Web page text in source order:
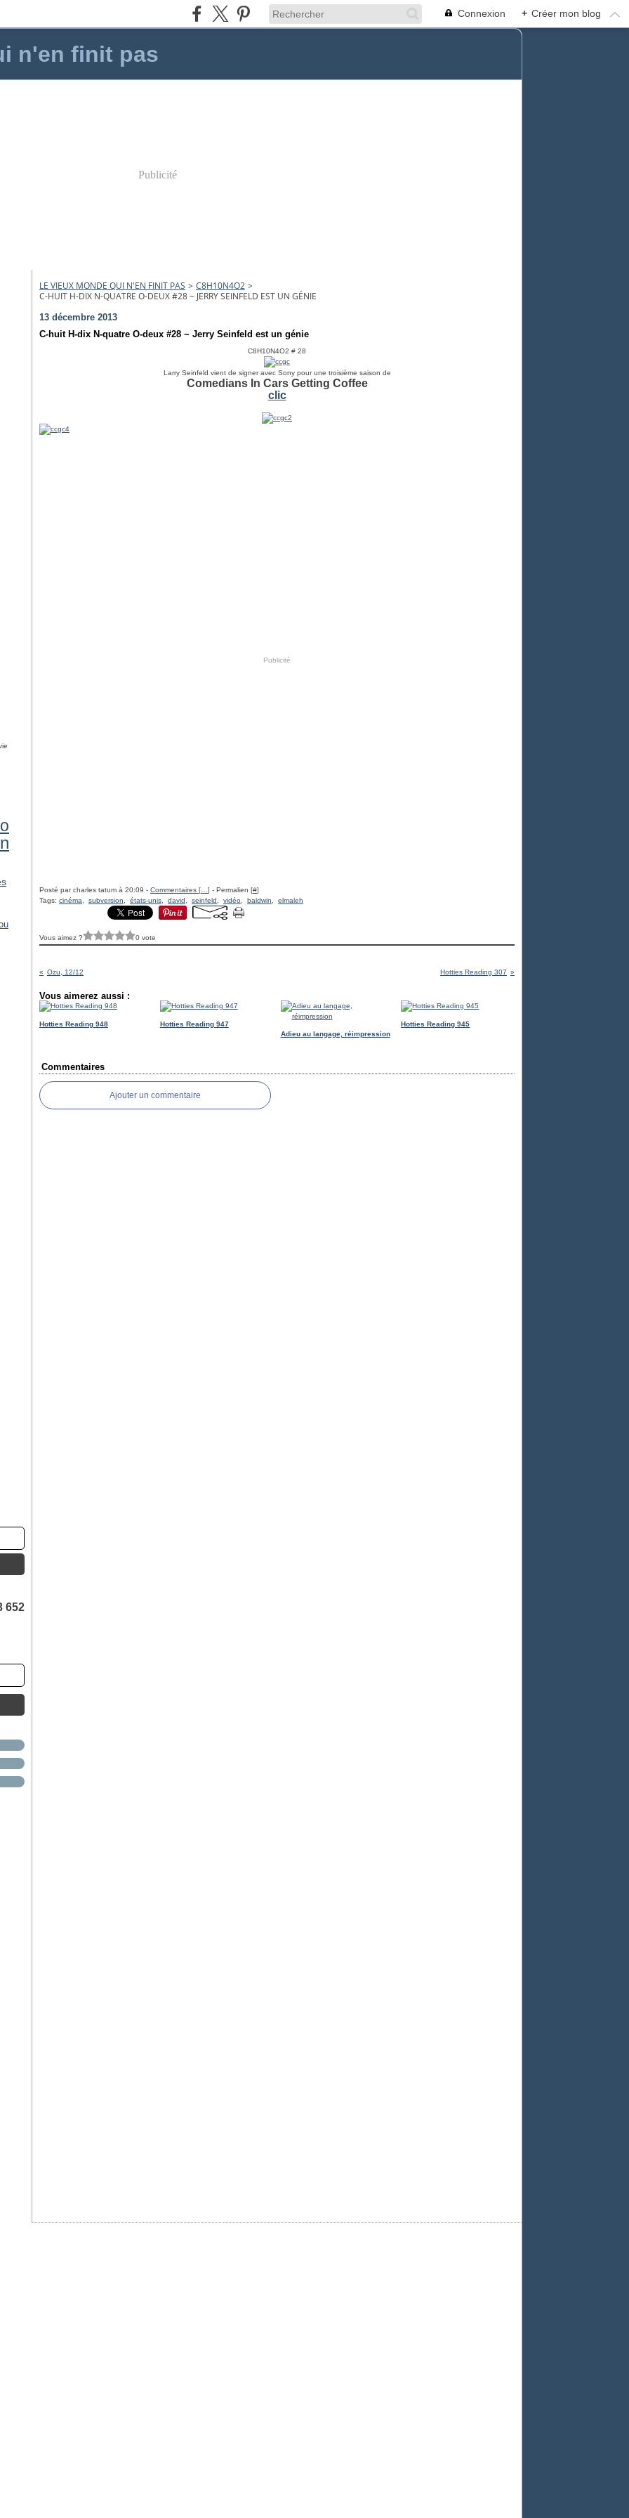
Connexion + Créer mon blog
n'en finit pas
Publicité
652
LE VIEUX MONDE QUI N'EN FINIT PAS > C8H10N4O2 >
C-HUIT H-DIX N-QUATRE O-DEUX #28 ~ JERRY SEINFELD EST UN GÉNIE
13 décembre 2013
C-huit H-dix N-quatre O-deux #28 ~ Jerry Seinfeld est un génie
C8H10N4O2 # 28
Larry Seinfeld vient de signer avec Sony pour une troisième saison de
Comedians In Cars Getting Coffee
clic
Publicité
Posté par charles tatum à 20:09 - Commentaires [ ] - Permalien [#]
Tags: cinéma subversion états-unis david seinfeld vidéo baldwin elmaleh
Vous aimez ? 0 vote
Ozu, 12/12 Hotties Reading 307
Vous aimerez aussi :
Hotties Reading 948
Hotties Reading 947
Adieu au langage, réimpression
Hotties Reading 945
Commentaires
Ajouter un commentaire